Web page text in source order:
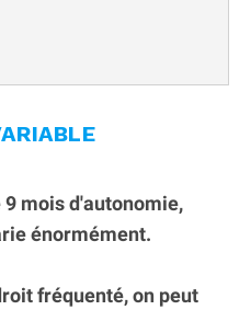
mois d'autonomie,
énormément.
fréquenté, on peut